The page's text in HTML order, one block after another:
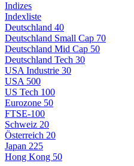
Indizes
Indexliste
Deutschland 40
Deutschland Small Cap 70
Deutschland Mid Cap 50
Deutschland Tech 30
USA Industrie 30
USA 500
US Tech 100
Eurozone 50
FTSE-100
Schweiz 20
Österreich 20
Japan 225
Hong Kong 50